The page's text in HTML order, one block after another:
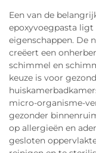
Een van de
epoxyvoegpasta
eigenschappen. De
creëert een
schimmel en
keuze is voor
micro-organisme-
gezonder
op allergieën en
gesloten